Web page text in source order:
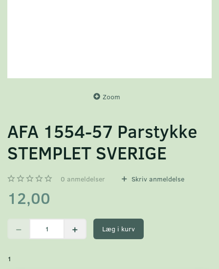
Zoom
AFA 1554-57 Parstykke
STEMPLET SVERIGE
0 anmeldelser Skriv anmeldelse
12,00
Læg i kurv
1